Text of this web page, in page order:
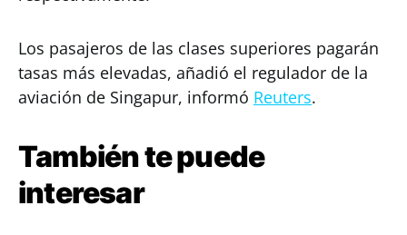
Los pasajeros de las clases superiores pagarán
tasas más elevadas, añadió el regulador de la
aviación de Singapur, informó Reuters.
También te puede
interesar